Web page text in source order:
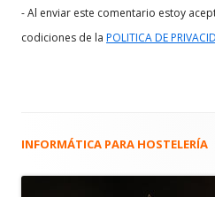
- Al enviar este comentario estoy
codiciones de la POLITICA DE
Barra
INFORMÁTICA PARA HOSTELERÍA